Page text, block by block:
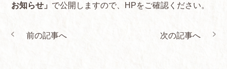
お知らせ」 で公開しますので、HPをご確認ください。
前の記事へ 次の記事へ